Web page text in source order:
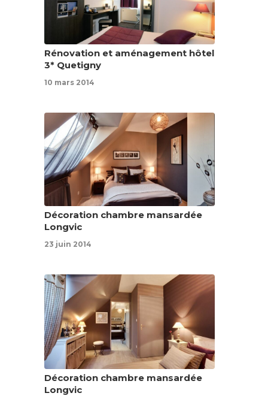
Rénovation et aménagement hôtel
3* Quetigny
10 mars 2014
Décoration chambre mansardée
Longvic
23 juin 2014
Décoration chambre mansardée
Longvic